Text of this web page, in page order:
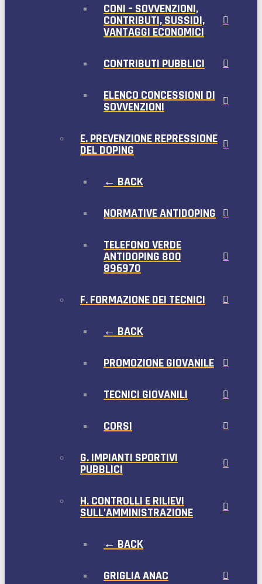
CONI – SOVVENZIONI,
CONTRIBUTI, SUSSIDI,
VANTAGGI ECONOMICI
CONTRIBUTI PUBBLICI
ELENCO CONCESSIONI DI
SOVVENZIONI
E. PREVENZIONE REPRESSIONE
DEL DOPING
← BACK
NORMATIVE ANTIDOPING
TELEFONO VERDE
ANTIDOPING 800
896970
F. FORMAZIONE DEI TECNICI
← BACK
PROMOZIONE GIOVANILE
TECNICI GIOVANILI
CORSI
G. IMPIANTI SPORTIVI
PUBBLICI
H. CONTROLLI E RILIEVI
SULL’AMMINISTRAZIONE
← BACK
GRIGLIA ANAC